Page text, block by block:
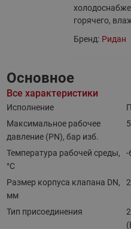
горячего,
Бренд: Ридан
Основное
Все характеристики
Исполнение
Максимальное рабочее
давление (PN), бар изб.
Температура рабочей среды,
°С
-
Размер корпуса клапана DN,
мм
Тип присоединения